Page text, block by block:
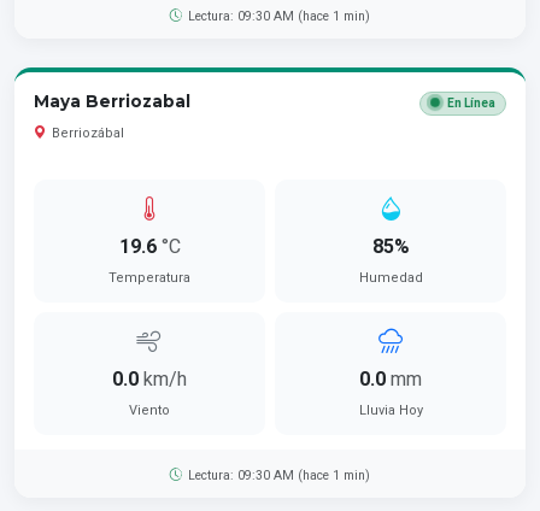
Lectura: 09:30 AM (hace 1 min)
Maya Berriozabal
Berriozábal
En Línea
19.6 °C
Temperatura
85%
Humedad
0.0 km/h
Viento
0.0 mm
Lluvia Hoy
Lectura: 09:30 AM (hace 1 min)